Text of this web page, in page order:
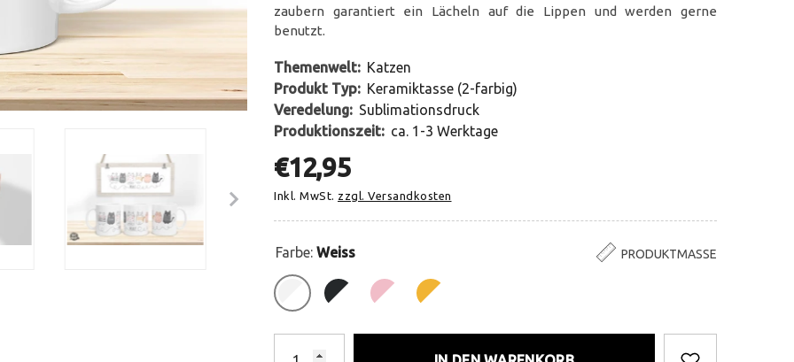
zaubern garantiert ein Lächeln auf die Lippen und werden gerne
benutzt.
Themenwelt: Katzen
Produkt Typ: Keramiktasse (2-farbig)
Veredelung: Sublimationsdruck
Produktionszeit: ca. 1-3 Werktage
€12,95
Inkl. MwSt. zzgl. Versandkosten
Farbe: Weiss PRODUKTMASSE